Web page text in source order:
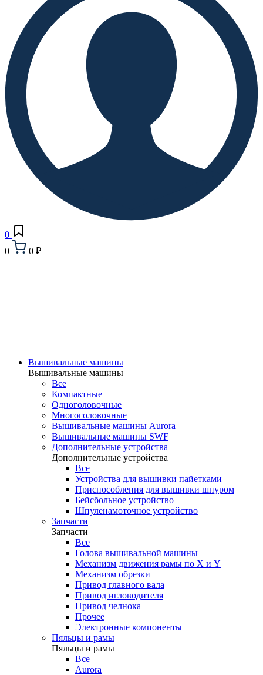
0
0
0 ₽
Вышивальные машины
Вышивальные машины
Все
Компактные
Одноголовочные
Многоголовочные
Вышивальные машины Aurora
Вышивальные машины SWF
Дополнительные устройства
Дополнительные устройства
Все
Устройства для вышивки пайетками
Приспособления для вышивки шнуром
Бейсбольное устройство
Шпуленамоточное устройство
Запчасти
Запчасти
Все
Голова вышивальной машины
Механизм движения рамы по X и Y
Механизм обрезки
Привод главного вала
Привод игловодителя
Привод челнока
Прочее
Электронные компоненты
Пяльцы и рамы
Пяльцы и рамы
Все
Aurora